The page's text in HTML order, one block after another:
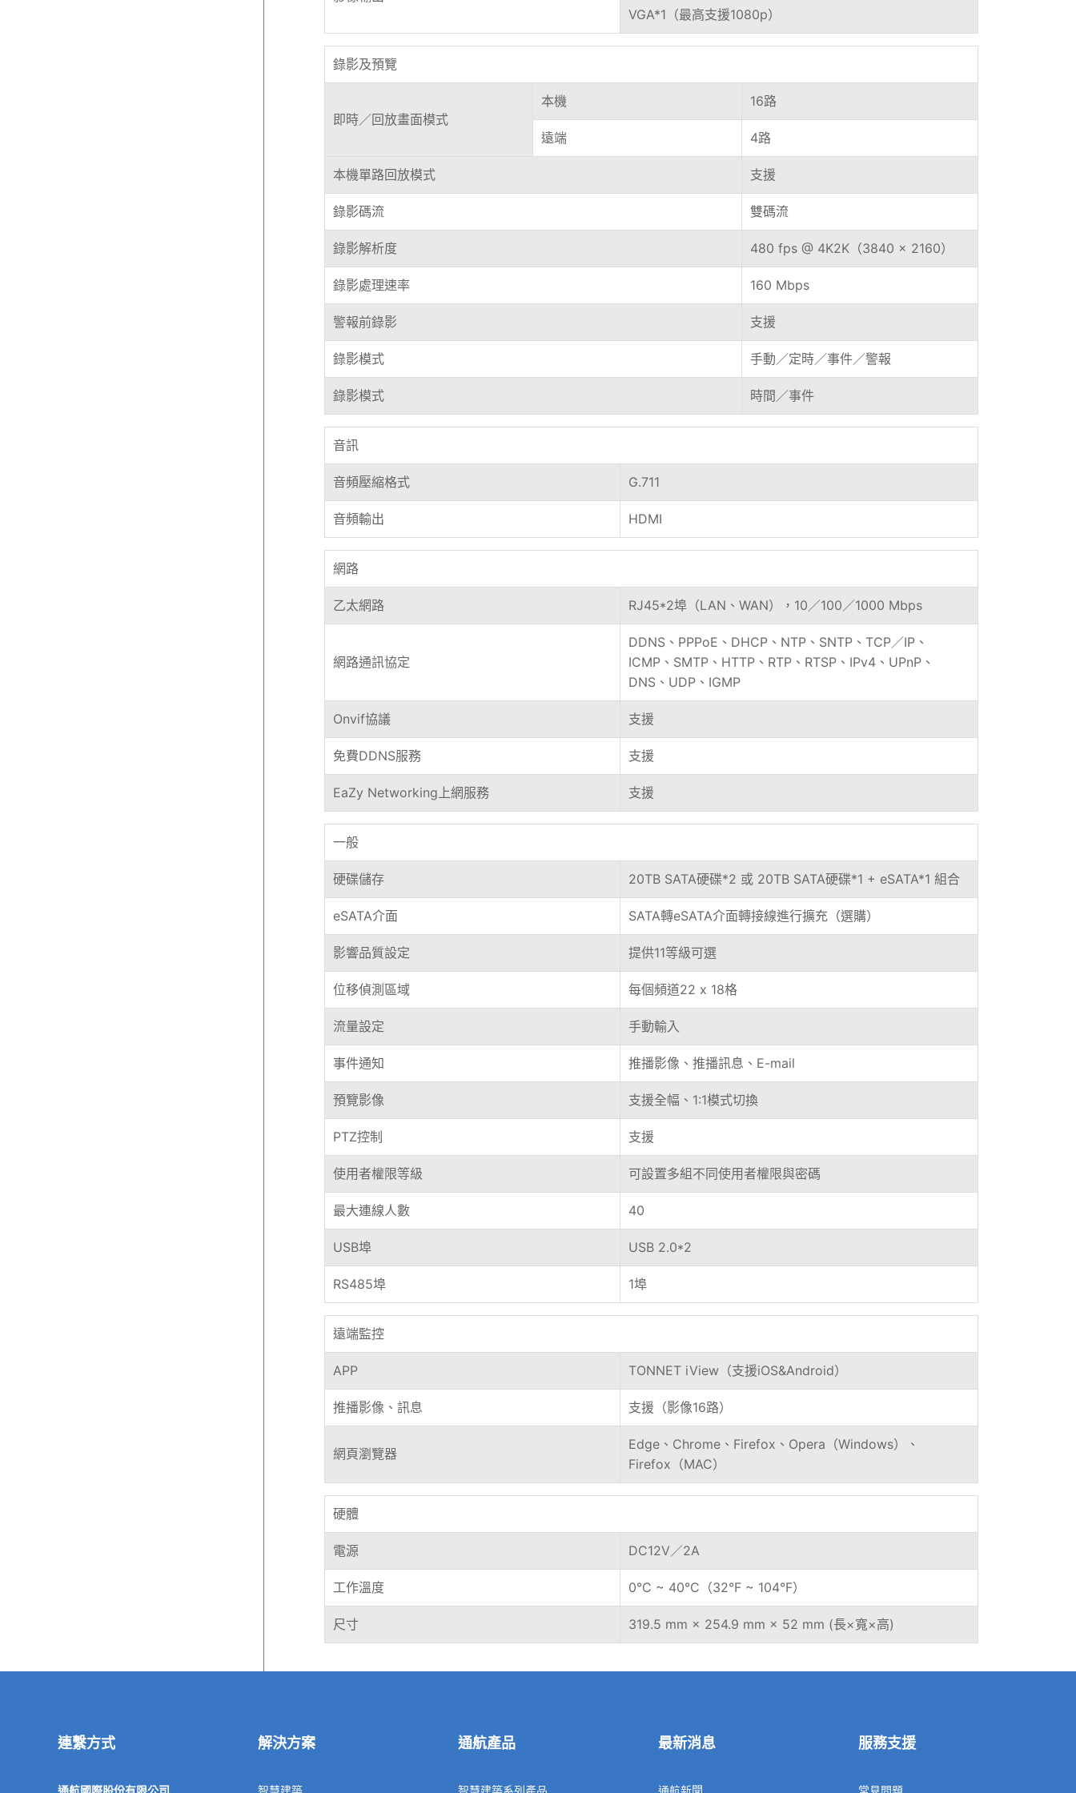
VGA*1（最高支援1080p）
錄影及預覽
即時／回放畫面模式
本機 16路
遠端 4路
本機單路回放模式 支援
錄影碼流 雙碼流
錄影解析度 480 fps @ 4K2K（3840 x 2160）
錄影處理速率 160 Mbps
警報前錄影 支援
錄影模式 手動／定時／事件／警報
錄影模式 時間／事件
音訊
音頻壓縮格式 G.711
音頻輸出 HDMI
網路
乙太網路 RJ45*2埠（LAN、WAN），10／100／1000 Mbps
網路通訊協定
DDNS、PPPoE、DHCP、NTP、SNTP、TCP／IP、
ICMP、SMTP、HTTP、RTP、RTSP、IPv4、UPnP、
DNS、UDP、IGMP
Onvif協議 支援
免費DDNS服務 支援
EaZy Networking上網服務 支援
一般
硬碟儲存 20TB SATA硬碟*2 或 20TB SATA硬碟*1 + eSATA*1 組合
eSATA介面 SATA轉eSATA介面轉接線進行擴充（選購）
影響品質設定 提供11等級可選
位移偵測區域 每個頻道22 x 18格
流量設定 手動輸入
事件通知 推播影像、推播訊息、E-mail
預覽影像 支援全幅、1:1模式切換
PTZ控制 支援
使用者權限等級 可設置多組不同使用者權限與密碼
最大連線人數 40
USB埠 USB 2.0*2
RS485埠 1埠
遠端監控
APP TONNET iView（支援iOS&Android）
推播影像、訊息 支援（影像16路）
網頁瀏覽器
Edge、Chrome、Firefox、Opera（Windows）、
Firefox（MAC）
硬體
電源 DC12V／2A
工作溫度 0°C ~ 40°C（32°F ~ 104°F）
尺寸 319.5 mm × 254.9 mm × 52 mm (長×寬×高)
連繫方式
通航國際股份有限公司
解決方案
智慧建築
通航產品
智慧建築系列產品
最新消息
通航新聞
服務支援
常見問題